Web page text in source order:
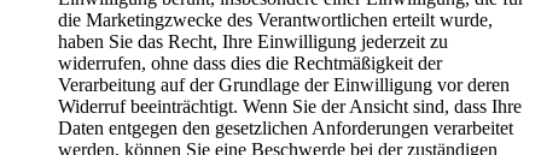
die Marketingzwecke des Verantwortlichen erteilt wurde,
haben Sie das Recht, Ihre Einwilligung jederzeit zu
widerrufen, ohne dass dies die Rechtmäßigkeit der
Verarbeitung auf der Grundlage der Einwilligung vor deren
Widerruf beeinträchtigt. Wenn Sie der Ansicht sind, dass Ihre
Daten entgegen den gesetzlichen Anforderungen verarbeitet
werden, können Sie eine Beschwerde bei der zuständigen